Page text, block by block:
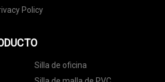
Policy
Silla de oficina